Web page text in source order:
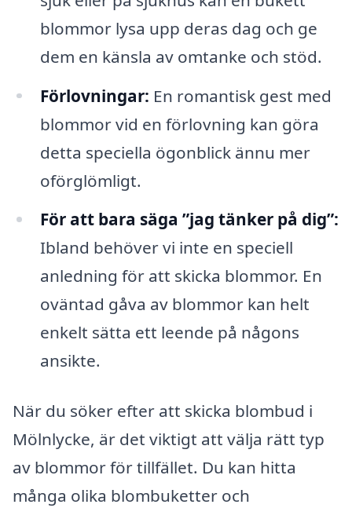
blommor lysa upp deras dag och ge
dem en känsla av omtanke och stöd.
Förlovningar: En romantisk gest med
blommor vid en förlovning kan göra
detta speciella ögonblick ännu mer
oförglömligt.
För att bara säga ”jag tänker på dig”:
Ibland behöver vi inte en speciell
anledning för att skicka blommor. En
oväntad gåva av blommor kan helt
enkelt sätta ett leende på någons
ansikte.
När du söker efter att skicka blombud i
Mölnlycke, är det viktigt att välja rätt typ
av blommor för tillfället. Du kan hitta
många olika blombuketter och